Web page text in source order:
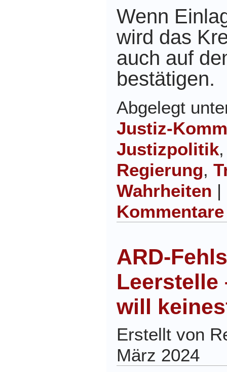
Wenn
wird das
auch auf
bestätigen.
Abgelegt
Justiz-
Justizpolitik
Regierung,
Wahrheiten |
ARD-
Leerstelle
will
Erstellt von
März 2024